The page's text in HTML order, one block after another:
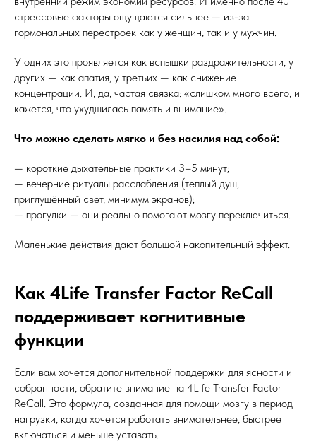
стрессовые факторы ощущаются сильнее — из-за
гормональных перестроек как у женщин, так и у мужчин.
У одних это проявляется как вспышки раздражительности, у
других — как апатия, у третьих — как снижение
концентрации. И, да, частая связка: «слишком много всего, и
кажется, что ухудшилась память и внимание».
Что можно сделать мягко и без насилия над собой:
— короткие дыхательные практики 3–5 минут;
— вечерние ритуалы расслабления (теплый душ,
приглушённый свет, минимум экранов);
— прогулки — они реально помогают мозгу переключиться.
Маленькие действия дают большой накопительный эффект.
Как 4Life Transfer Factor ReCall
поддерживает когнитивные
функции
Если вам хочется дополнительной поддержки для ясности и
собранности, обратите внимание на 4Life Transfer Factor
ReCall. Это формула, созданная для помощи мозгу в период
нагрузки, когда хочется работать внимательнее, быстрее
включаться и меньше уставать.